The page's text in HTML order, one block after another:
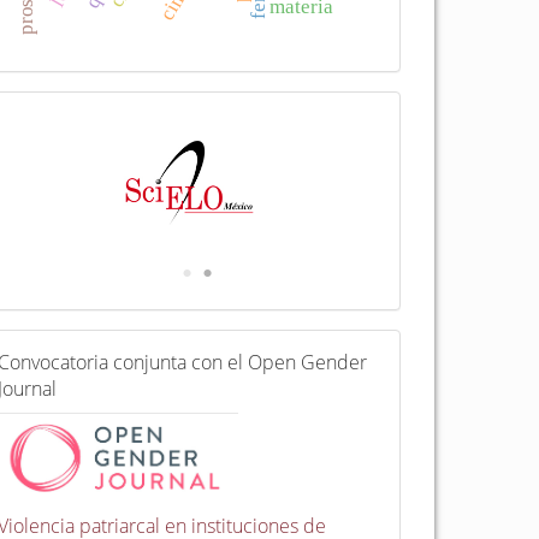
materia
C
o
Convocatoria conjunta con el Open Gender
Journal
patriarcal en instituciones de